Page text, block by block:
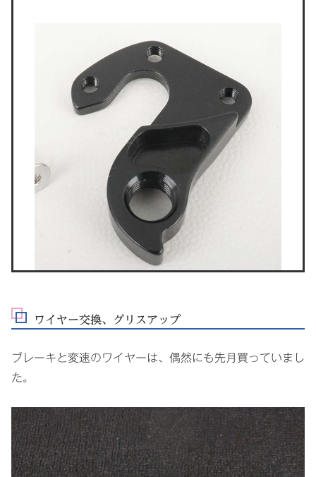
ワイヤー交換、グリスアップ
ブレーキと変速のワイヤーは、偶然にも先月買っていまし
た。